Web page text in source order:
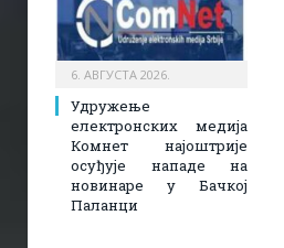
6. АВГУСТА 2026.
Удружење
електронских медија
Комнет најоштрије
осуђује нападе на
новинаре у Бачкој
Паланци